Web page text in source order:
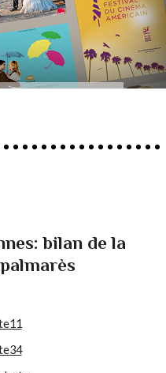
bilan de la